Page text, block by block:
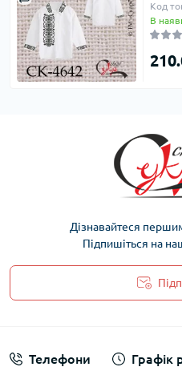
Код
В
Дізнавайтеся
Підпишіться на
Телефони Графік